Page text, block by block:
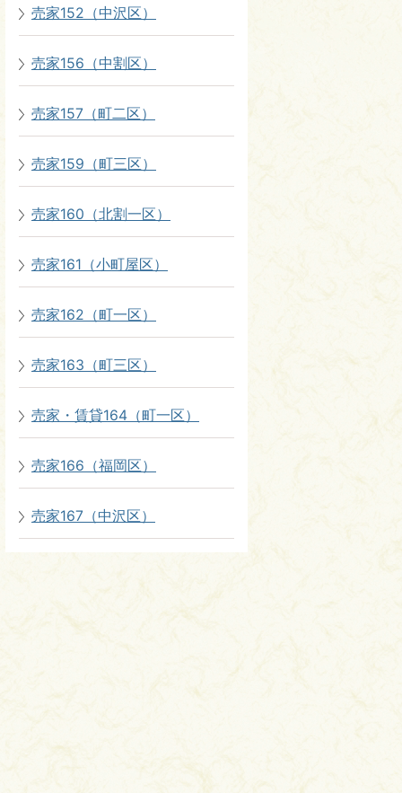
売家152（中沢区）
売家156（中割区）
売家157（町二区）
売家159（町三区）
売家160（北割一区）
売家161（小町屋区）
売家162（町一区）
売家163（町三区）
売家・賃貸164（町一区）
売家166（福岡区）
売家167（中沢区）